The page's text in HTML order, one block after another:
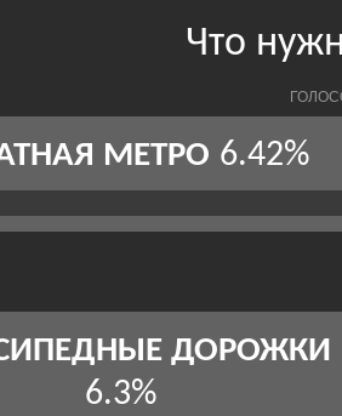
Что
МЕТРО 6.42%
ДОРОЖКИ
6.3%